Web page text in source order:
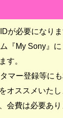
が必要になりま
『My Sony』に
す。
マー登録等にも
オススメいたし
費は必要あり